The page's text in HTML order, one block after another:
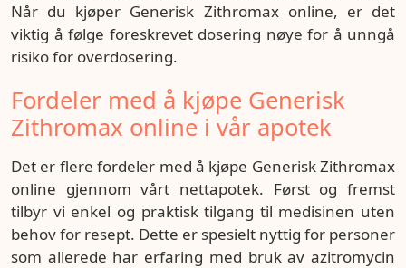
Når du kjøper Generisk Zithromax online, er det
viktig å følge foreskrevet dosering nøye for å unngå
risiko for overdosering.
Fordeler med å kjøpe Generisk
Zithromax online i vår apotek
Det er flere fordeler med å kjøpe Generisk Zithromax
online gjennom vårt nettapotek. Først og fremst
tilbyr vi enkel og praktisk tilgang til medisinen uten
behov for resept. Dette er spesielt nyttig for personer
som allerede har erfaring med bruk av azitromycin